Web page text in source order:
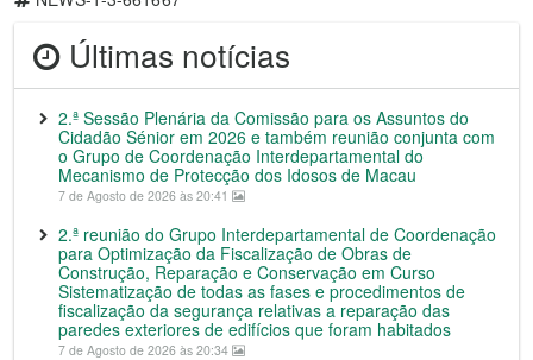
Últimas notícias
2.ª Sessão Plenária da Comissão para os Assuntos do
Cidadão Sénior em 2026 e também reunião conjunta com
o Grupo de Coordenação Interdepartamental do
Mecanismo de Protecção dos Idosos de Macau
7 de Agosto de 2026 às 20:41
2.ª reunião do Grupo Interdepartamental de Coordenação
para Optimização da Fiscalização de Obras de
Construção, Reparação e Conservação em Curso
Sistematização de todas as fases e procedimentos de
fiscalização da segurança relativas a reparação das
paredes exteriores de edifícios que foram habitados
7 de Agosto de 2026 às 20:34